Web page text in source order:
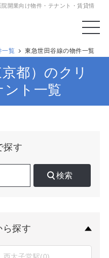
開業向け物件・テナント・賃貸情
一覧 東急世田谷線の物件一覧
都）のクリ
ント一覧
探す
検索
ら探す
西太子堂駅(0)